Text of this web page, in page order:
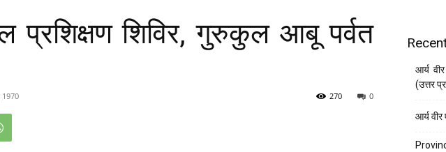
प्रशिक्षण शिविर, गुरुकुल आबू पर्वत
1970 0
270
आर्य
(उत्तर
आर्य वीर